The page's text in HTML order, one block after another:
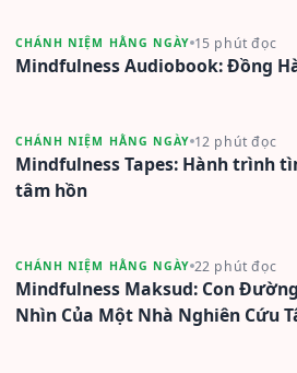
CHÁNH NIỆM HẰNG NGÀY 15 phút đọc
Mindfulness Audiobook: Đồng
CHÁNH NIỆM HẰNG NGÀY 12 phút đọc
Mindfulness Tapes: Hành trình
tâm hồn
CHÁNH NIỆM HẰNG NGÀY 22 phút đọc
Mindfulness Maksud: Con
Nhìn Của Một Nhà Nghiên Cứu